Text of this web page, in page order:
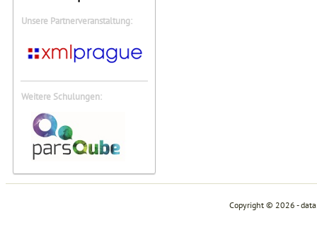
Unsere Partnerveranstaltung:
Weitere Schulungen:
Copyright © 2026 -